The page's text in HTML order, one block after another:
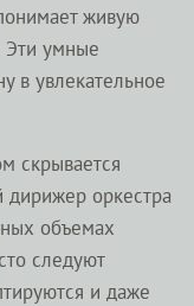
живую
Эти умные
в увлекательное
скрывается
оркестра
объемах
следуют
и даже